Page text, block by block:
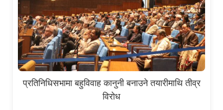
प्रतिनिधिसभामा बहुविवाह कानुनी बनाउने तयारीमाथि तीव्र
विरोध